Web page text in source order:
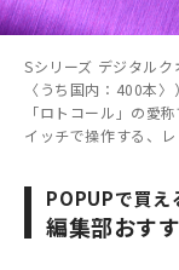
Sシリーズ デジタル
〈うち国内：400本〉）
「ロトコール」の愛
イッチで操作する、
POPUPで買え
編集部おす